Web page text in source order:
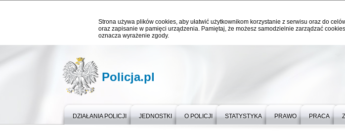
Strona używa plików cookies, aby ułatwić użytkownikom korzystanie z serwisu oraz do
oraz zapisanie w pamięci urządzenia. Pamiętaj, że możesz samodzielnie zarządzać
oznacza wyrażenie zgody.
Policja.pl
DZIAŁANIA POLICJI JEDNOSTKI O POLICJI STATYSTYKA PRAWO PRACA